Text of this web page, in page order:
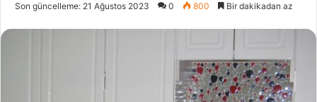
Son güncelleme: 21 Ağustos 2023 0 800 Bir dakikadan az